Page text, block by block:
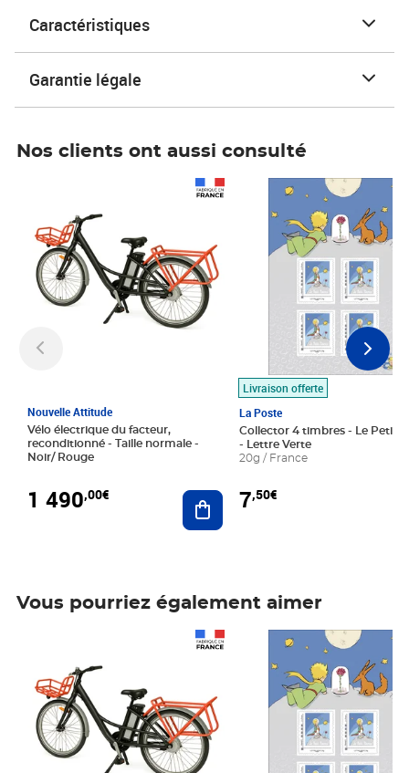
Caractéristiques
Garantie légale
Nos clients ont aussi consulté
Nouvelle Attitude
Vélo électrique du facteur,
reconditionné - Taille normale -
Noir/ Rouge
1 490,00€ Ajouter au panier
Livraison offerte
La Poste
Collector 4 timbres - Le Petit
- Lettre Verte
20g / France
7,50€
Prix 7,50€
Vous pourriez également aimer
Prix 7,50€